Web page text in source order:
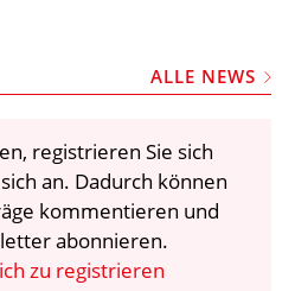
& BÜHNE
ALLE NEWS
registrieren Sie sich
an. Dadurch können
kommentieren und
abonnieren.
zu registrieren